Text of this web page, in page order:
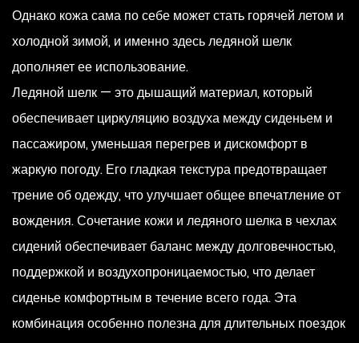
Однако кожа сама по себе может стать горячей летом и
холодной зимой, и именно здесь ледяной шелк
дополняет ее использование.
Ледяной шелк — это дышащий материал, который
обеспечивает циркуляцию воздуха между сиденьем и
пассажиром, уменьшая перегрев и дискомфорт в
жаркую погоду. Его гладкая текстура предотвращает
трение об одежду, что улучшает общее впечатление от
вождения. Сочетание кожи и ледяного шелка в чехлах
сидений обеспечивает баланс между долговечностью,
поддержкой и воздухопроницаемостью, что делает
сиденье комфортным в течение всего года. Эта
комбинация особенно полезна для длительных поездок